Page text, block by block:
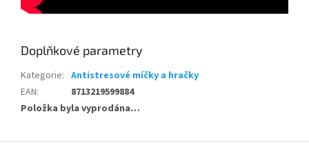
Doplňkové parametry
Kategorie: Antistresové míčky a hračky
EAN:
8713219599884
Položka byla vyprodána…